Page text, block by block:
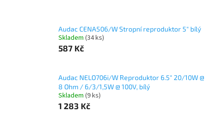
Audac CENA506/W Stropní reproduktor 5" bílý
Skladem (34 ks)
587 Kč
Audac NELO706i/W Reproduktor 6.5" 20/10W @
8 Ohm / 6/3/1,5W @ 100V, bílý
Skladem (9 ks)
1 283 Kč